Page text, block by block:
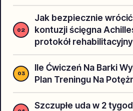
Jak bezpiecznie
kontuzji ścięgna
protokół rehabilitacyjny
Ile Ćwiczeń Na Barki
Plan Treningu Na
Szczupłe uda w 2